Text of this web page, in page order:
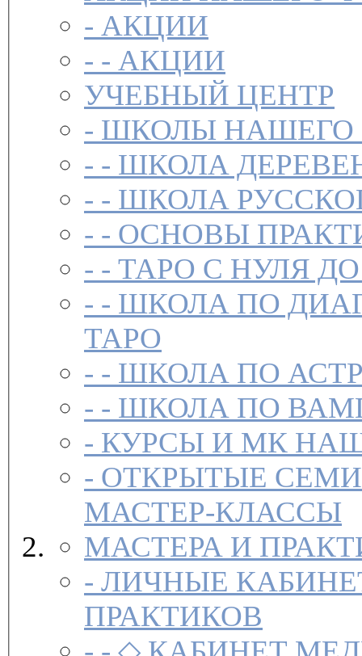
- АКЦИИ
- - АКЦИИ
УЧЕБНЫЙ ЦЕНТР
- ШКОЛЫ НАШЕГО
- - ШКОЛА
- - ШКОЛА
- - ОСНОВЫ
- - ТАРО С НУЛЯ
- - ШКОЛА ПО
ТАРО
- - ШКОЛА ПО
- - ШКОЛА ПО
-
- ОТКРЫТЫЕ
МАСТЕР-КЛАССЫ
МАСТЕРА И
- ЛИЧНЫЕ
ПРАКТИКОВ